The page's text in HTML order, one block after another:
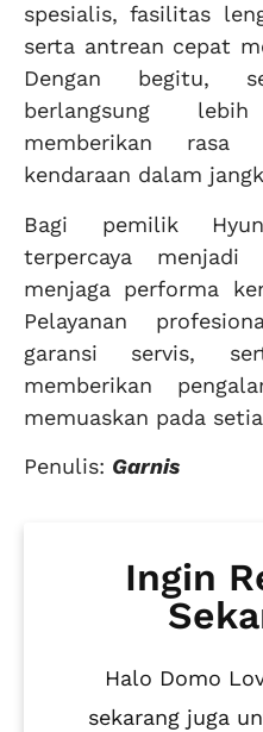
spesialis, fasilitas
serta antrean cepat
Dengan begitu,
berlangsung
memberikan
kendaraan dalam
Bagi pemilik
terpercaya
menjaga performa
Pelayanan
garansi servis,
memberikan
memuaskan pada
Penulis: Garnis
Ingin
Halo Domo
sekarang juga